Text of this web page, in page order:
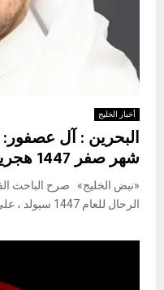
أخبار الخليج
البحرين : آل
شهر صفر 1447 هجرية
«نبض الخليج» صرح الباحث
الرحال للعام 1447 سيولد ، على استعداد الله ، غداً ، الخميس ،...